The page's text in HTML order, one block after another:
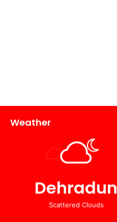
Weather
Dehradun
Scattered Clouds